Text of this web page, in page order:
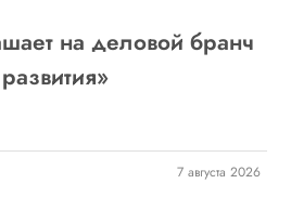
на деловой бранч
7 августа 2026